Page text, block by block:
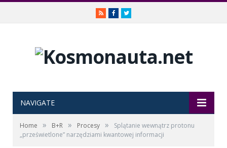
RSSFacebookTwitter
NAVIGATE
Home » B+R » Procesy »
Splątanie wewnątrz protonu
„prześwietlone” narzędziami kwantowej informacji